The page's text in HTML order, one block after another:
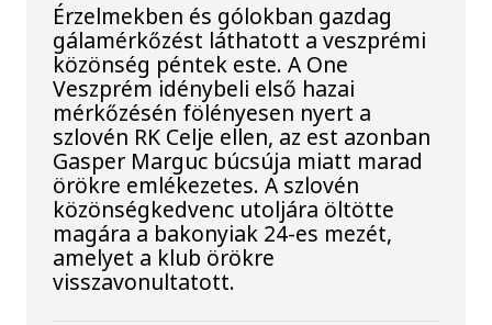
Érzelmekben és gólokban gazdag
gálamérkőzést láthatott a veszprémi
közönség péntek este. A One
Veszprém idénybeli első hazai
mérkőzésén fölényesen nyert a
szlovén RK Celje ellen, az est azonban
Gasper Marguc búcsúja miatt marad
örökre emlékezetes. A szlovén
közönségkedvenc utoljára öltötte
magára a bakonyiak 24-es mezét,
amelyet a klub örökre
visszavonultatott.